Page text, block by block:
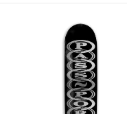
[PASS~PORT]